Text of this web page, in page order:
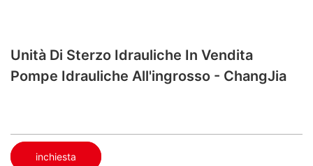
Unità Di Sterzo Idrauliche In Vendita​
Pompe Idrauliche All'ingrosso - ChangJia
inchiesta